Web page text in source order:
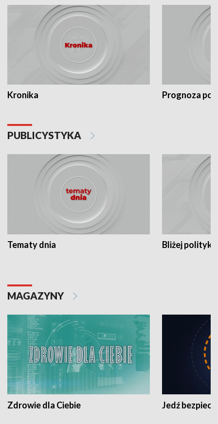
Kronika Prognoza
PUBLICYSTYKA
Tematy dnia Bliżej polityki
MAGAZYNY
Zdrowie dla Ciebie Jedź